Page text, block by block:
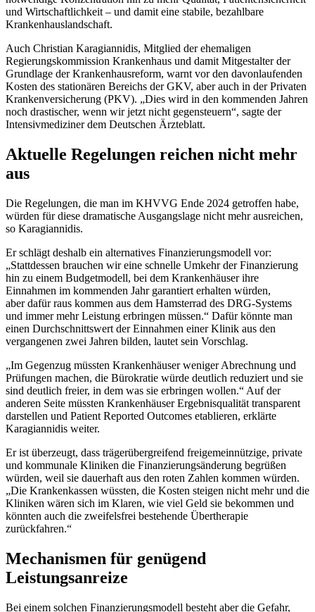
und Wirtschaftlichkeit – und damit eine stabile, bezahlbare
Krankenhauslandschaft.
Auch Christian Karagiannidis, Mitglied der ehemaligen
Regierungskommission Krankenhaus und damit Mitgestalter der
Grundlage der Krankenhausreform, warnt vor den davonlaufenden
Kosten des stationären Bereichs der GKV, aber auch in der Privaten
Krankenversicherung (PKV). „Dies wird in den kommenden Jahren
noch drastischer, wenn wir jetzt nicht gegensteuern“, sagte der
Intensivmediziner dem Deutschen Ärzteblatt.
Aktuelle Regelungen reichen nicht mehr
aus
Die Regelungen, die man im KHVVG Ende 2024 getroffen habe,
würden für diese dramatische Ausgangslage nicht mehr ausreichen,
so Karagiannidis.
Er schlägt deshalb ein alternatives Finanzierungsmodell vor:
„Stattdessen brauchen wir eine schnelle Umkehr der Finanzierung
hin zu einem Budgetmodell, bei dem Krankenhäuser ihre
Einnahmen im kommenden Jahr garantiert erhalten würden,
aber dafür raus kommen aus dem Hamsterrad des DRG-Systems
und immer mehr Leistung erbringen müssen.“ Dafür könnte man
einen Durchschnittswert der Einnahmen einer Klinik aus den
vergangenen zwei Jahren bilden, lautet sein Vorschlag.
„Im Gegenzug müssten Krankenhäuser weniger Abrechnung und
Prüfungen machen, die Bürokratie würde deutlich reduziert und sie
sind deutlich freier, in dem was sie erbringen wollen.“ Auf der
anderen Seite müssten Krankenhäuser Ergebnisqualität transparent
darstellen und Patient Reported Outcomes etablieren, erklärte
Karagiannidis weiter.
Er ist überzeugt, dass trägerübergreifend freigemeinnützige, private
und kommunale Kliniken die Finanzierungsänderung begrüßen
würden, weil sie dauerhaft aus den roten Zahlen kommen würden.
„Die Krankenkassen wüssten, die Kosten steigen nicht mehr und die
Kliniken wären sich im Klaren, wie viel Geld sie bekommen und
könnten auch die zweifelsfrei bestehende Übertherapie
zurückfahren.“
Mechanismen für genügend
Leistungsanreize
Bei einem solchen Finanzierungsmodell besteht aber die Gefahr,